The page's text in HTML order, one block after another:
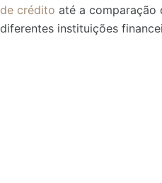
de crédito até a comparação
diferentes instituições